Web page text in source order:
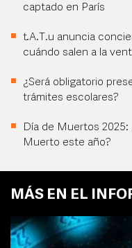
captado en París
t.A.T.u anuncia
cuándo salen a la
¿Será obligatorio
trámites escolares?
Día de Muertos 2025:
Muerto este año?
MÁS EN EL